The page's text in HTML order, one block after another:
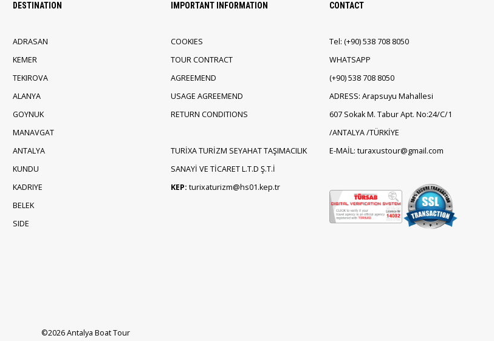
DESTINATION
ADRASAN
KEMER
TEKIROVA
ALANYA
GOYNUK
MANAVGAT
ANTALYA
KUNDU
KADRIYE
BELEK
SIDE
IMPORTANT INFORMATION
COOKIES
TOUR CONTRACT
AGREEMEND
USAGE AGREEMEND
RETURN CONDITIONS
TURİXA TURİZM SEYAHAT TAŞIMACILIK
SANAYİ VE TİCARET L.T.D Ş.T.İ
KEP: turixaturizm@hs01.kep.tr
CONTACT
Tel:(+90)538 708 8050
WHATSAPP
(+90)538 708 8050
ADRESS: Arapsuyu Mahallesi
607 Sokak M. Tabur Apt. No:24/C/1
/ANTALYA /TÜRKİYE
E-MAİL: turaxustour@gmail.com
©2026 Antalya Boat Tour